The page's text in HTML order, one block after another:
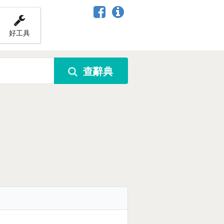
好工具
查辭典